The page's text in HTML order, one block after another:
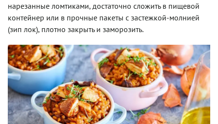
нарезанные ломтиками, достаточно сложить в пищевой
контейнер или в прочные пакеты с застежкой-молнией
(зип лок), плотно закрыть и заморозить.